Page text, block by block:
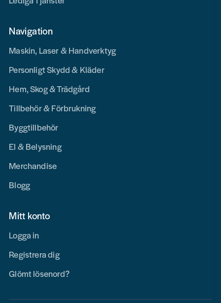
Navigation
Maskin, Laser & Handverktyg
Personligt Skydd & Kläder
Hem, Skog & Trädgård
Tillbehör & Förbrukning
Byggtillbehör
El & Belysning
Merchandise
Blogg
Mitt konto
Logga in
Registrera dig
Glömt lösenord?